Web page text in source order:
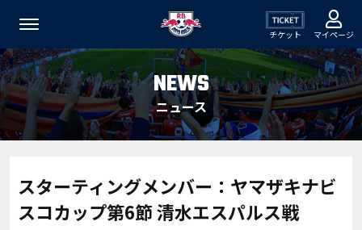
チケット マイページ
NEWS
ニュース
スターティングメンバー：ヤマザキナビ
スコカップ第6節 清水エスパルス戦